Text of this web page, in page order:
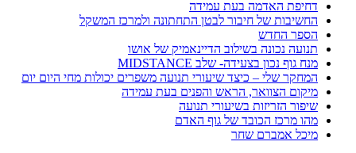
דחיפת האדמה בעת עמידה
החשיבות של חיבור לבטן התחתונה ולמרכז המשקל
הספר החדש
תנועה נכונה בשילוב הדיינאמיק של אושו
מנח גוף נכון בצעידה- שלב MIDSTANCE
המחקר שלי – כיצד שיעורי תנועה משפרים יכולות מחי היום יום
מיקום הצוואר, הראש והפנים בעת עמידה
שיפור הזריזות בשיעורי תנועה
מהו מרכז הכובד של גוף האדם
מיכל אמברם שחר